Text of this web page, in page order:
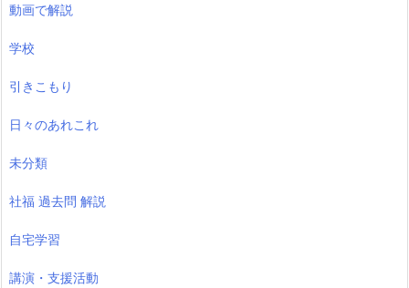
動画で解説
学校
引きこもり
日々のあれこれ
未分類
社福 過去問 解説
自宅学習
講演・支援活動